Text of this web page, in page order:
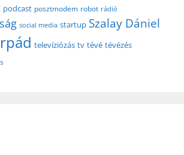
podcast posztmodem robot rádió
social media startup Szalay Dániel
televíziózás tv tévé tévézés